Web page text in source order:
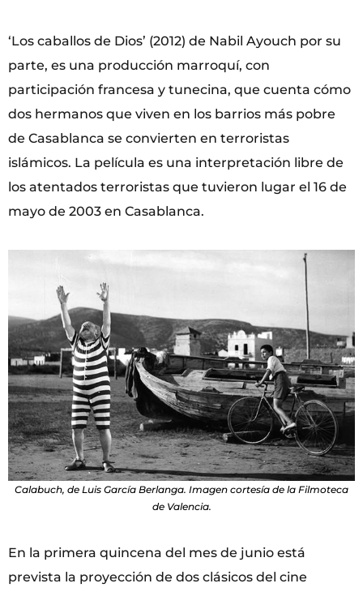
‘Los caballos de Dios’ (2012) de Nabil Ayouch por su
parte, es una producción marroquí, con
participación francesa y tunecina, que cuenta cómo
dos hermanos que viven en los barrios más pobre
de Casablanca se convierten en terroristas
islámicos. La película es una interpretación libre de
los atentados terroristas que tuvieron lugar el 16 de
mayo de 2003 en Casablanca.
Calabuch, de Luis García Berlanga. Imagen cortesía de la Filmoteca
de Valencia.
En la primera quincena del mes de junio está
prevista la proyección de dos clásicos del cine